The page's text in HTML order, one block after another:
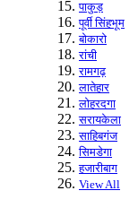
पाकुड़
पूर्वी सिंहभूम
बोकारो
रांची
रामगढ़
लातेहार
लोहरदगा
सरायकेला
साहिबगंज
सिमडेगा
हजारीबाग
View All